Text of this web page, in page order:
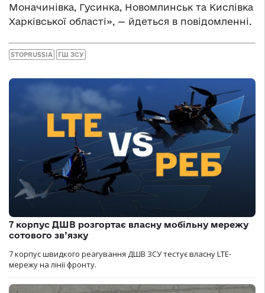
Моначинівка, Гусинка, Новомлинськ та Кислівка
Харківської області», — йдеться в повідомленні.
STOPRUSSIA ГШ ЗСУ
7 корпус ДШВ розгортає власну мобільну мережу
сотового зв’язку
7 корпус швидкого реагування ДШВ ЗСУ тестує власну LTE-
мережу на лінії фронту.